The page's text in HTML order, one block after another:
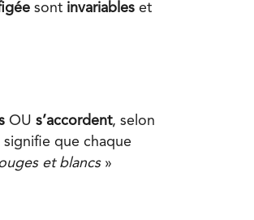
sont invariables et
OU s’accordent, selon
que chaque
et blancs»